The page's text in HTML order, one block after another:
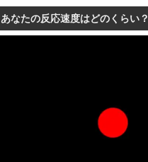
あなたの反応速度はどのくらい？